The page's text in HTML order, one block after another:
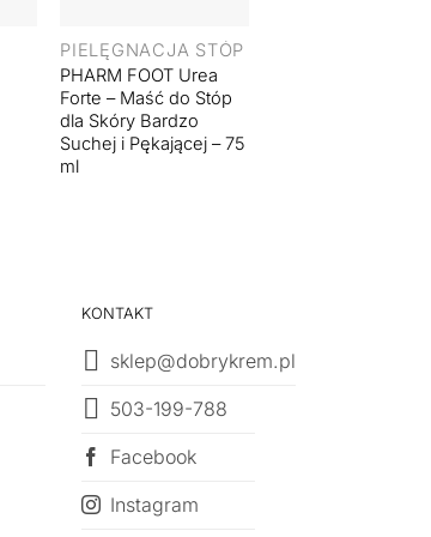
PIELĘGNACJA STÓP
PHARM FOOT Urea
Forte – Maść do Stóp
dla Skóry Bardzo
Suchej i Pękającej – 75
ml
KONTAKT
sklep@dobrykrem.pl
503-199-788
Facebook
Instagram